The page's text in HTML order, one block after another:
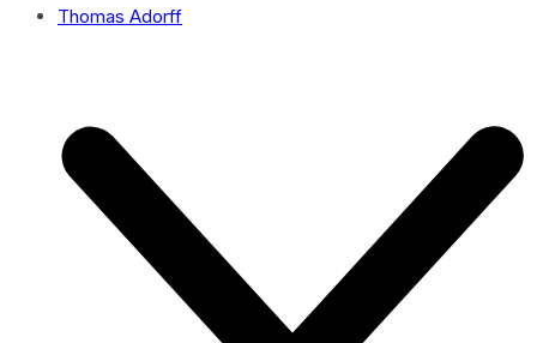
Thomas Adorff